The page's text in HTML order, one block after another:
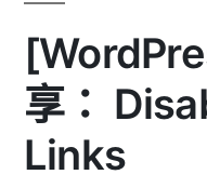
享：
Links